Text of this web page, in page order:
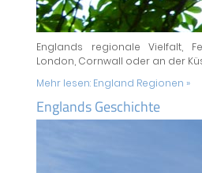
Englands regionale Vielfalt,
London, Cornwall oder an der
Mehr lesen: England Regionen »
Englands Geschichte